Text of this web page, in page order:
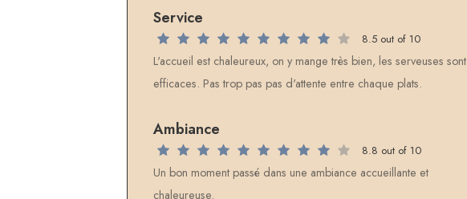
Service
8.5 out of 10
L'accueil est chaleureux, on y mange très bien, les serveuses sont
efficaces. Pas trop pas pas d'attente entre chaque plats.
Ambiance
8.8 out of 10
Un bon moment passé dans une ambiance accueillante et
chaleureuse.